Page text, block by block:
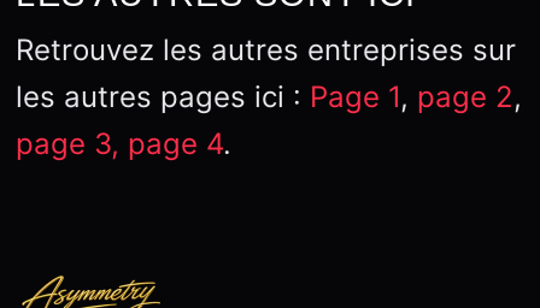
Retrouvez les autres entreprises sur
les autres pages ici : Page 1, page 2,
page 3, page 4.